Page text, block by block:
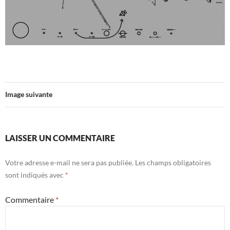
Image suivante
LAISSER UN COMMENTAIRE
Votre adresse e-mail ne sera pas publiée. Les champs obligatoires
sont indiqués avec *
Commentaire *